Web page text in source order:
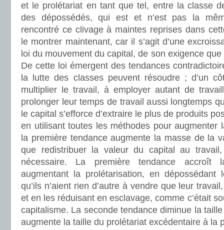
et le prolétariat en tant que tel, entre la classe
des dépossédés, qui est et n’est pas la
rencontré ce clivage à maintes reprises dans
le montrer maintenant, car il s’agit d’une
loi du mouvement du capital, de son exigence
De cette loi émergent des tendances
la lutte des classes peuvent résoudre ; d’un
multiplier le travail, à employer autant de
prolonger leur temps de travail aussi longtemps
le capital s’efforce d’extraire le plus de produits
en utilisant toutes les méthodes pour augmenter
la première tendance augmente la masse de la
que redistribuer la valeur du capital au
nécessaire. La première tendance accroît
augmentant la prolétarisation, en dépossédant
qu’ils n’aient rien d’autre à vendre que leur
et en les réduisant en esclavage, comme c’était
capitalisme. La seconde tendance diminue la
augmente la taille du prolétariat excédentaire à la